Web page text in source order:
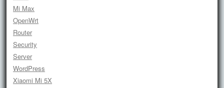
Mi Max
OpenWrt
Router
Security
Server
WordPress
Xiaomi Mi 5X